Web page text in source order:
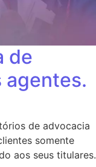
de
agentes.
de advocacia
somente
aos seus titulares.